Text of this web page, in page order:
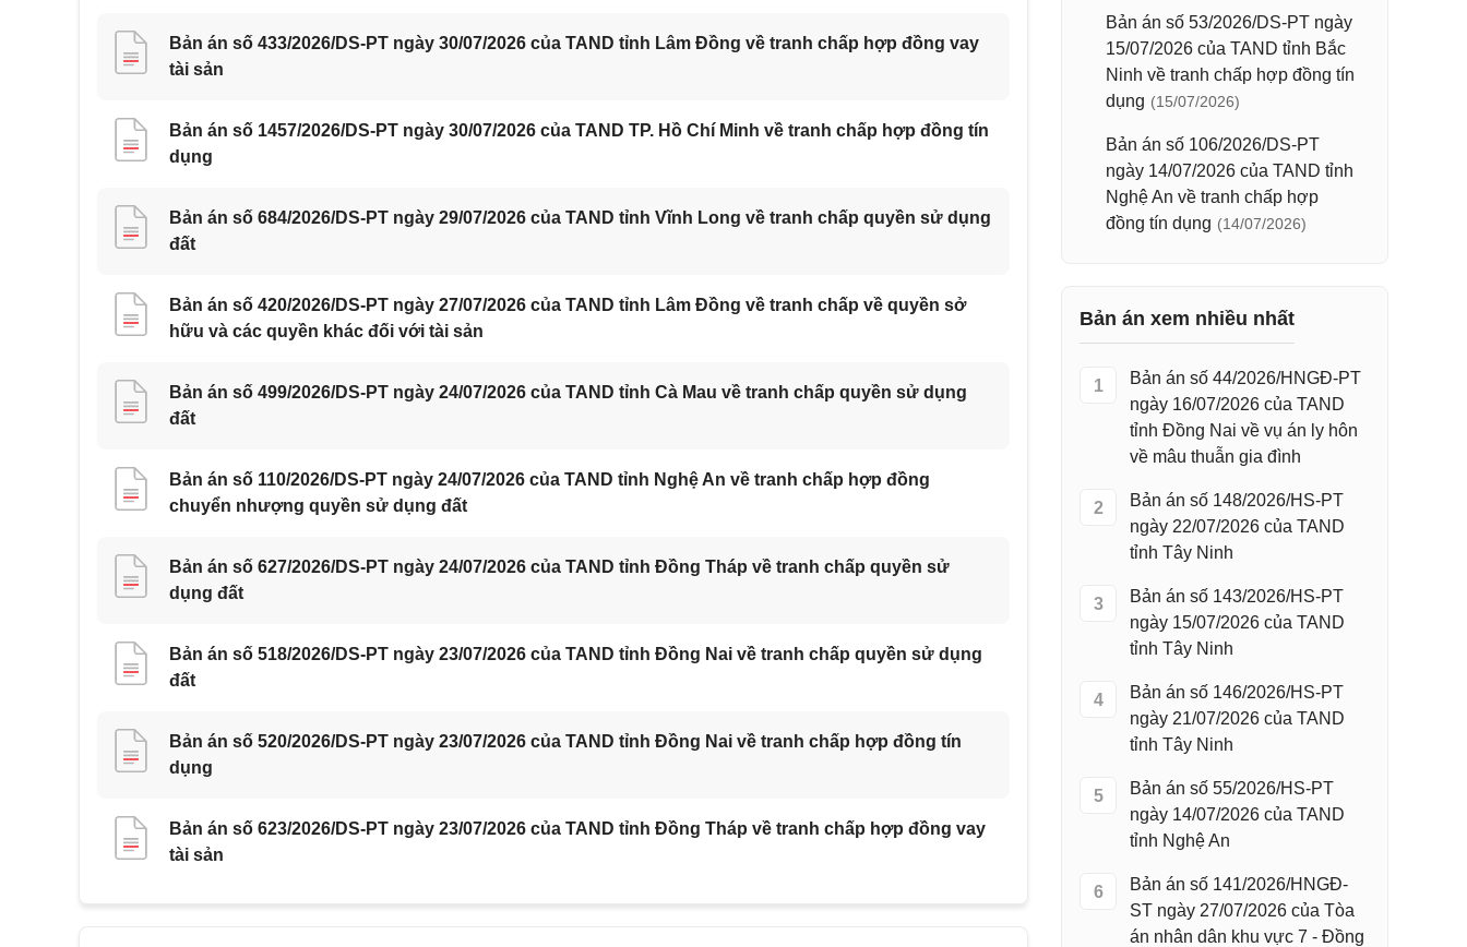
Bản án số 433/2026/DS-PT ngày 30/07/2026 của TAND tỉnh Lâm Đồng về tranh chấp hợp đồng vay
tài sản
Bản án số 1457/2026/DS-PT ngày 30/07/2026 của TAND TP. Hồ Chí Minh về tranh chấp hợp đồng tín
dụng
Bản án số 684/2026/DS-PT ngày 29/07/2026 của TAND tỉnh Vĩnh Long về tranh chấp quyền sử dụng
đất
Bản án số 420/2026/DS-PT ngày 27/07/2026 của TAND tỉnh Lâm Đồng về tranh chấp về quyền sở
hữu và các quyền khác đối với tài sản
Bản án số 499/2026/DS-PT ngày 24/07/2026 của TAND tỉnh Cà Mau về tranh chấp quyền sử dụng
đất
Bản án số 110/2026/DS-PT ngày 24/07/2026 của TAND tỉnh Nghệ An về tranh chấp hợp đồng
chuyển nhượng quyền sử dụng đất
Bản án số 627/2026/DS-PT ngày 24/07/2026 của TAND tỉnh Đồng Tháp về tranh chấp quyền sử
dụng đất
Bản án số 518/2026/DS-PT ngày 23/07/2026 của TAND tỉnh Đồng Nai về tranh chấp quyền sử dụng
đất
Bản án số 520/2026/DS-PT ngày 23/07/2026 của TAND tỉnh Đồng Nai về tranh chấp hợp đồng tín
dụng
Bản án số 623/2026/DS-PT ngày 23/07/2026 của TAND tỉnh Đồng Tháp về tranh chấp hợp đồng vay
tài sản
Bản án số 53/2026/DS-PT ngày
15/07/2026 của TAND tỉnh Bắc
Ninh về tranh chấp hợp đồng tín
dụng (15/07/2026)
Bản án số 106/2026/DS-PT
ngày 14/07/2026 của TAND tỉnh
Nghệ An về tranh chấp hợp
đồng tín dụng (14/07/2026)
Bản án xem nhiều nhất
1
Bản án số 44/2026/HNGĐ-PT
ngày 16/07/2026 của TAND
tỉnh Đồng Nai về vụ án ly hôn
về mâu thuẫn gia đình
2
Bản án số 148/2026/HS-PT
ngày 22/07/2026 của TAND
tỉnh Tây Ninh
3
Bản án số 143/2026/HS-PT
ngày 15/07/2026 của TAND
tỉnh Tây Ninh
4
Bản án số 146/2026/HS-PT
ngày 21/07/2026 của TAND
tỉnh Tây Ninh
5
Bản án số 55/2026/HS-PT
ngày 14/07/2026 của TAND
tỉnh Nghệ An
6
Bản án số 141/2026/HNGĐ-
ST ngày 27/07/2026 của Tòa
án nhân dân khu vực 7 - Đồng